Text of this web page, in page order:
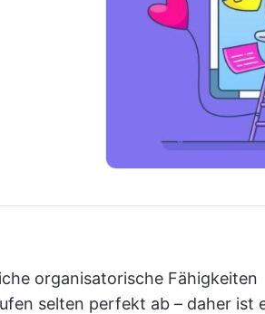
organisatorische Fähigkeiten
selten perfekt ab – daher ist